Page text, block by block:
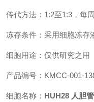
传代方法：1:2至1:3，每
冻存条件：采用细胞冻存
细胞用途：仅供研究之用
产品编号：KMCC-001-
细胞名称： HUH28 人胆